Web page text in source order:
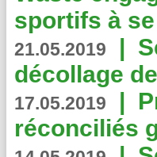
sportifs à
21.05.2019 |
décollage
17.05.2019 |
réconciliés